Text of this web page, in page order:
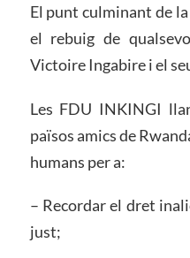
El punt culminant de
el rebuig de
Victoire Ingabire i el
Les FDU INKINGI
països amics de
humans per a:
– Recordar el dret
just;